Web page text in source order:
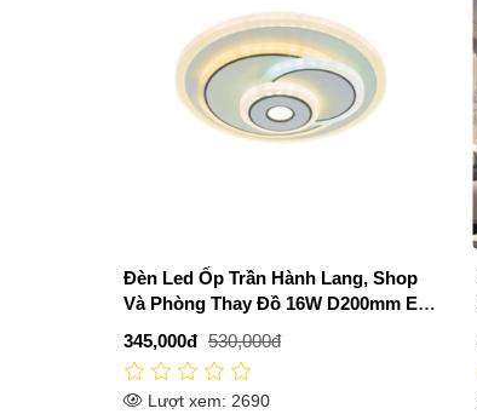
Đèn Mâm Ốp Trần Phòng Khách
800mm EC-ML8602
4,875,000đ 7,500,000đ
Lượt xem: 2739